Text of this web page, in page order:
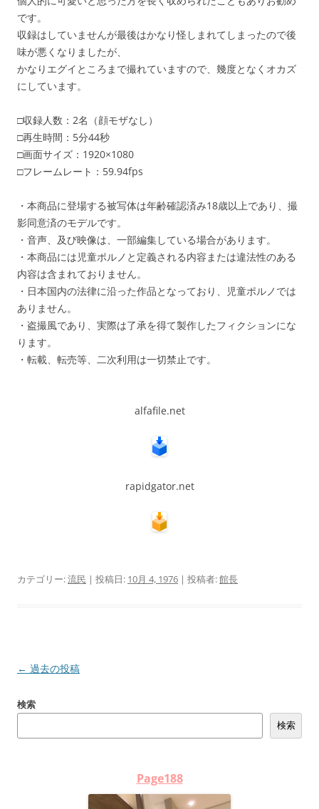
です。
収録はしていませんが最後はかなり怪しまれてしまったので後
味が悪くなりましたが、
かなりエグイところまで撮れていますので、幾度となくオカズ
にしています。
□収録人数：2名（顔モザなし）
□再生時間：5分44秒
□画面サイズ：1920×1080
□フレームレート：59.94fps
・本商品に登場する被写体は年齢確認済み18歳以上であり、撮
影同意済のモデルです。
・音声、及び映像は、一部編集している場合があります。
・本商品には児童ポルノと定義される内容または違法性のある
内容は含まれておりません。
・日本国内の法律に沿った作品となっており、児童ポルノでは
ありません。
・盗撮風であり、実際は了承を得て製作したフィクションにな
ります。
・転載、転売等、二次利用は一切禁止です。
alfafile.net
rapidgator.net
カテゴリー:流民 | 投稿日: 10月 4, 1976 | 投稿者:館長
投
ナ
← 過去の投稿
検索
検索
Page188